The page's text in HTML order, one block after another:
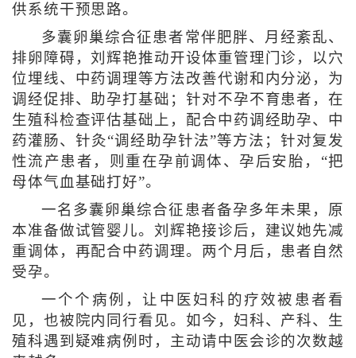
供系统干预思路。
多囊卵巢综合征患者常伴肥胖、月经紊乱、
排卵障碍，刘辉艳推动开设体重管理门诊，以穴
位埋线、中药调理等方法改善代谢和内分泌，为
调经促排、助孕打基础；针对不孕不育患者，在
生殖科检查评估基础上，配合中药调经助孕、中
药灌肠、针灸“调经助孕针法”等方法；针对复发
性流产患者，则重在孕前调体、孕后安胎，“把
母体气血基础打好”。
一名多囊卵巢综合征患者备孕多年未果，原
本准备做试管婴儿。刘辉艳接诊后，建议她先减
重调体，再配合中药调理。两个月后，患者自然
受孕。
一个个病例，让中医妇科的疗效被患者看
见，也被院内同行看见。如今，妇科、产科、生
殖科遇到疑难病例时，主动请中医会诊的次数越